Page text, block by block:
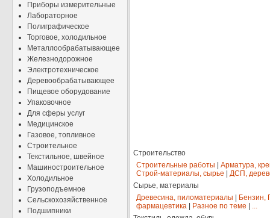
Приборы измерительные
Лабораторное
Полиграфическое
Торговое, холодильное
Металлообрабатывающее
Железнодорожное
Электротехническое
Деревообрабатывающее
Пищевое оборудование
Упаковочное
Для сферы услуг
Медицинское
Газовое, топливное
Строительное
Текстильное, швейное
Машиностроительное
Холодильное
Грузоподъемное
Сельскохозяйственное
Подшипники
Строительство
Строительные работы
Арматура,
Строй-материалы, сырье
ДСП,
Сырье, материалы
Древесина, пиломатериалы
Бензин,
фармацевтика
Разное по теме
...